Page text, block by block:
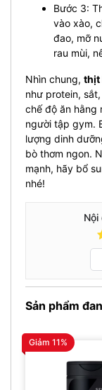
Bước 3:
vào xào,
đao, mỡ
rau mùi,
Nhìn chung, thịt
như protein,
chế độ ăn hằng
người tập gym.
lượng dinh
bò thơm ngon.
mạnh, hãy bổ
nhé!
Nội
Sản phẩm
Giảm 11%